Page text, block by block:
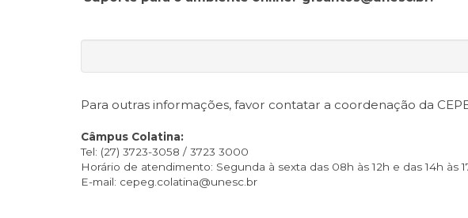
Para outras informações, favor contatar a coordenação da
Câmpus Colatina:
Tel: (27) 3723-3058 / 3723 3000
Horário de atendimento: Segunda à sexta das 08h às 12h e das 14h às
E-mail: cepeg.colatina@unesc.br